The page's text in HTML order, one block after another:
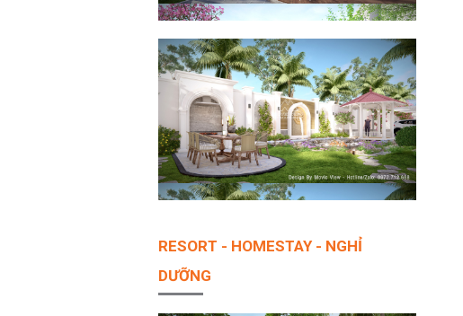
RESORT - HOMESTAY - NGHỈ
DƯỠNG